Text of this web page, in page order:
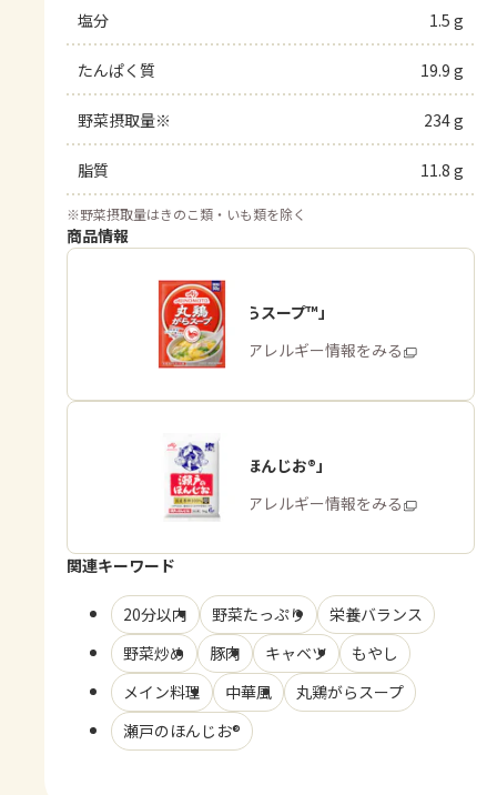
塩分 1.5 g
たんぱく質 19.9 g
野菜摂取量※ 234 g
脂質 11.8 g
※野菜摂取量はきのこ類・いも類を除く
商品情報
「丸鶏がらスープ™」
商品・アレルギー情報をみる
「瀬戸のほんじお®」
商品・アレルギー情報をみる
関連キーワード
20分以内 野菜たっぷり
栄養バランス
野菜炒め
豚肉 キャベツ
もやし
メイン料理
中華風
丸鶏がらスープ
瀬戸のほんじお®